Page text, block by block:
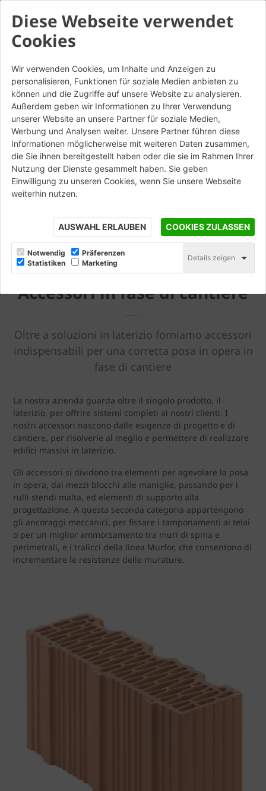
Diese Webseite verwendet
Cookies
Wir verwenden Cookies, um Inhalte und Anzeigen zu
personalisieren, Funktionen für soziale Medien anbieten zu
können und die Zugriffe auf unsere Website zu analysieren.
Außerdem geben wir Informationen zu Ihrer Verwendung
unserer Website an unsere Partner für soziale Medien,
Werbung und Analysen weiter. Unsere Partner führen diese
Informationen möglicherweise mit weiteren Daten zusammen,
die Sie ihnen bereitgestellt haben oder die sie im Rahmen Ihrer
Nutzung der Dienste gesammelt haben. Sie geben
Einwilligung zu unseren Cookies, wenn Sie unsere Webseite
weiterhin nutzen.
AUSWAHL ERLAUBEN COOKIES ZULASSEN
Notwendig
Präferenzen
Statistiken
Marketing
Details zeigen
Accessori in fase di cantiere
Oltre a soluzioni in laterizio forniamo accessori
indispensabili per una corretta posa in opera in
fase di cantiere
La nostra azienda guarda oltre il singolo prodotto, il
laterizio, per offrire sistemi completi ai nostri clienti. I
nostri accessori nascono dalle esigenze di progetto e di
cantiere, per risolverle al meglio e permettere di realizzare
edifici massivi in laterizio.
Gli accessori si dividono tra elementi per agevolare la posa
in opera, dai mezzi blocchi alle maniglie, passando per i
rulli stendi malta, ed elementi di supporto alla
progettazione. A questa seconda categoria appartengono
gli ancoraggi meccanici, per fissare i tamponamenti ai telai
o per un miglior ammorsamento tra muri di spina e
perimetrali, e i tralicci della linea Murfor, che consentono di
incrementare le resistenze delle murature.